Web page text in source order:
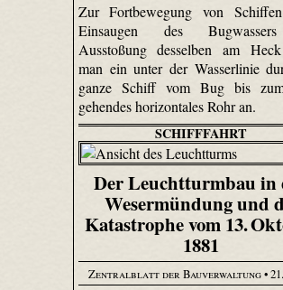
Zur Fortbewegung von
Einsaugen des
Ausstoßung desselben am
man ein unter der Wasserlinie
ganze Schiff vom Bug bis
gehendes horizontales Rohr an.
SCHIFFFAHRT
Der Leuchtturmbau in
Wesermündung und
Katastrophe vom 13.
1881
Zentralblatt der Bauverwaltung•